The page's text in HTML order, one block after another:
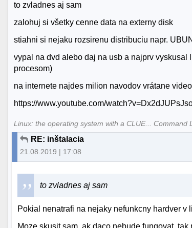
to zvladnes aj sam
zalohuj si všetky cenne data na externy disk
stiahni si nejaku rozsirenu distribuciu napr.
vypal na dvd alebo daj na usb a najprv
procesom)
na internete najdes milion navodov vrátane
https://www.youtube.com/
Linux: the operating system with a CLUE... Command
RE: inštalacia
21.08.2019 | 17:08
to zvladnes aj sam
Pokial nenatrafi na nejaky nefunkcny hardver v